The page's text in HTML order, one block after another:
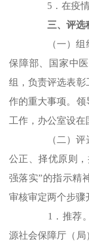
5．在疫情
三、评选
（一）组织
保障部、国家中
组，负责评选表彰
作的重大事项。领
工作，办公室设在
（二）评选
公正、择优原则
强落实”的指示精
审核审定两个步骤
1．推荐。
源社会保障厅（局